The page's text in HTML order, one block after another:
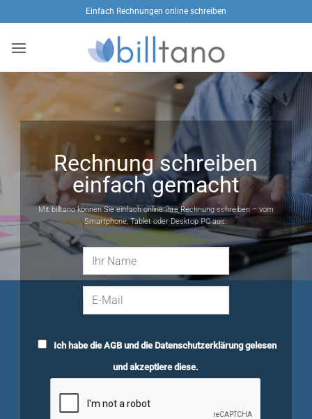
Inhalt
springen
Einfach Rechnungen online schreiben
Rechnung schreiben
einfach gemacht
Mit billtano können Sie einfach online Ihre Rechnung schreiben – vom
Smartphone, Tablet oder Desktop PC aus.
Ich habe dieAGBund die Datenschutzerklärunggelesen
und akzeptiere diese.